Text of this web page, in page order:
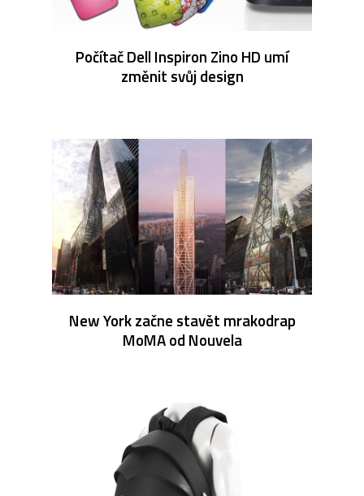
Počítač Dell Inspiron Zino HD umí
změnit svůj design
New York začne stavět mrakodrap
MoMA od Nouvela